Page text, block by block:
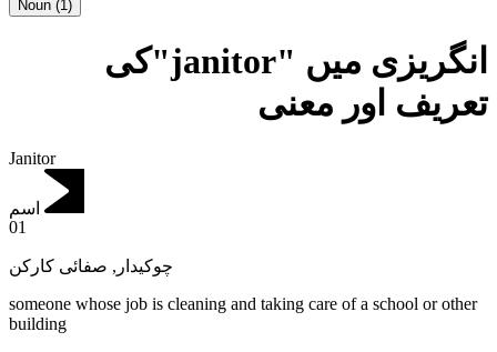
Noun (1)
انگریزی میں "janitor"کی
تعریف اور معنی
Janitor
اسم
01
چوکیدار , صفائی کارکن
someone whose job is cleaning and taking care of a school or other
building